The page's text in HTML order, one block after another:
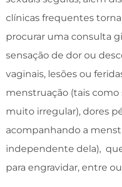
clínicas frequentes
procurar uma consulta
sensação de dor ou
vaginais, lesões ou
menstruação (tais
muito irregular), dores
acompanhando a
independente dela),
para engravidar, entre